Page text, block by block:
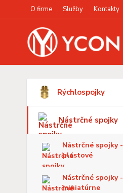
O firme Služby Kontakty
Rýchlospojky
Nástrčné spojky
Nástrčné spojky -
plastové
Nástrčné spojky -
miniatúrne